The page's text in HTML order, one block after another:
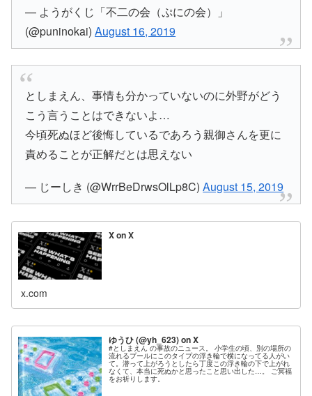
— ようがくじ「不二の会（ぷにの会）」
(@puninokai)August 16, 2019
としまえん、事情も分かっていないのに外野がどう
こう言うことはできないよ…
今頃死ぬほど後悔しているであろう親御さんを更に
責めることが正解だとは思えない
— じーしき (@WrrBeDrwsOlLp8C)August 15, 2019
X on X
x.com
ゆうひ (@yh_623) on X
#としまえん の事故のニュース。 小学生の頃、別の場所の
流れるプールにこのタイプの浮き輪で横になってる人がい
て。潜って上がろうとしたら丁度この浮き輪の下で上がれ
なくて、本当に死ぬかと思ったこと思い出した…。 ご冥福
をお祈りします。